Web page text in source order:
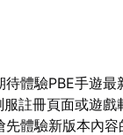
待體驗PBE手遊
服註冊頁面或遊
先體驗新版本內